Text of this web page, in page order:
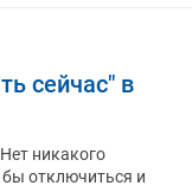
сейчас" в
никакого
отключиться и